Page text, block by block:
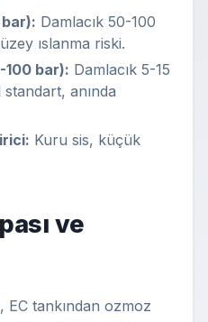
bar): Damlacık 50-100
ıslanma riski.
100 bar): Damlacık 5-15
anında
Kuru sis, küçük
ve
EC tankından ozmoz